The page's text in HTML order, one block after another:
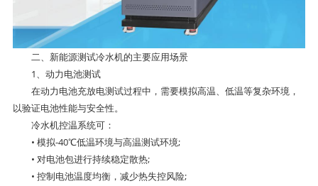
二、新能源测试冷水机的主要应用场景
1、动力电池测试
在动力电池充放电测试过程中，需要模拟高温、低温等复杂环境，
以验证电池性能与安全性。
冷水机控温系统可：
• 模拟-40℃低温环境与高温测试环境;
• 对电池包进行持续稳定散热;
• 控制电池温度均衡，减少热失控风险;